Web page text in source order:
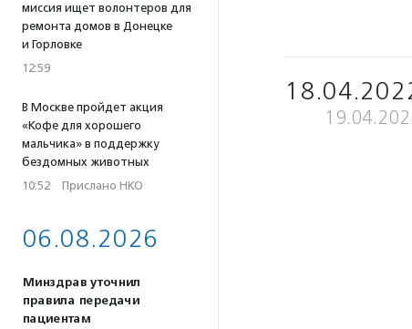
миссия ищет волонтеров для
ремонта домов в Донецке
и Горловке
12:59
В Москве пройдет акция
«Кофе для хорошего
мальчика» в поддержку
бездомных животных
10:52 · Прислано НКО
06.08.2026
Минздрав уточнил
правила передачи
пациентам